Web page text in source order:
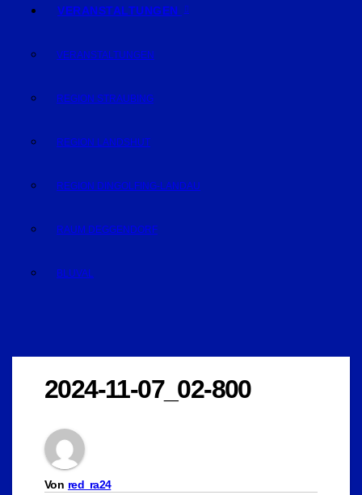
VERANSTALTUNGEN
VERANSTALTUNGEN
REGION STRAUBING
REGION LANDSHUT
REGION DINGOLFING-LANDAU
RAUM DEGGENDORF
BLUVAL
2024-11-07_02-800
Von red_ra24